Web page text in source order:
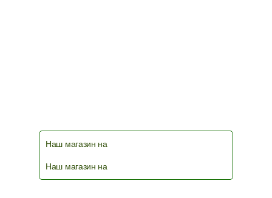
Наш магазин на
Наш магазин на